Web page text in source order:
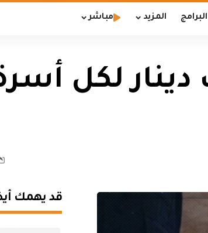
البرامج المزيد مباشر
تعلن توزيع 240 ألف
قد يهمك